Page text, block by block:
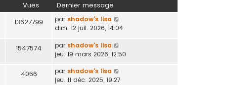
Vues Dernier message
13627799 par shadow's lisa
dim. 12 juil. 2026, 14:04
1547574 par shadow's lisa
jeu. 19 mars 2026, 12:50
4066 par shadow's lisa
jeu. 11 déc. 2025, 19:27